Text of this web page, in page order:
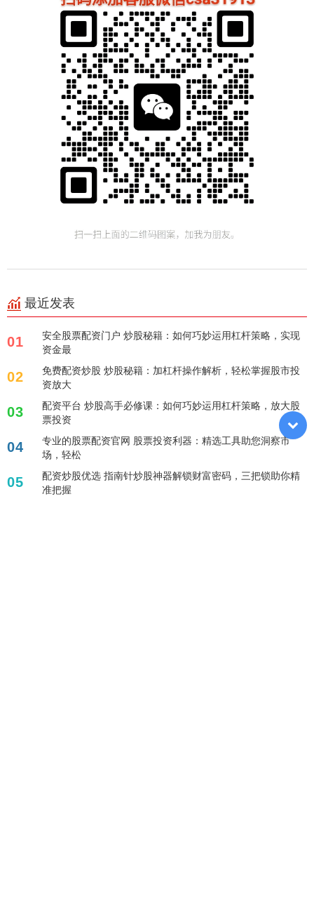
最近发表
01
安全股票配资门户 炒股秘籍：如何巧妙运用杠杆策略，实现
资金最
02
免费配资炒股 炒股秘籍：加杠杆操作解析，轻松掌握股市投
资放大
03
配资平台 炒股高手必修课：如何巧妙运用杠杆策略，放大股
票投资
04
专业的股票配资官网 股票投资利器：精选工具助您洞察市
场，轻松
05
配资炒股优选 指南针炒股神器解锁财富密码，三把锁助你精
准把握